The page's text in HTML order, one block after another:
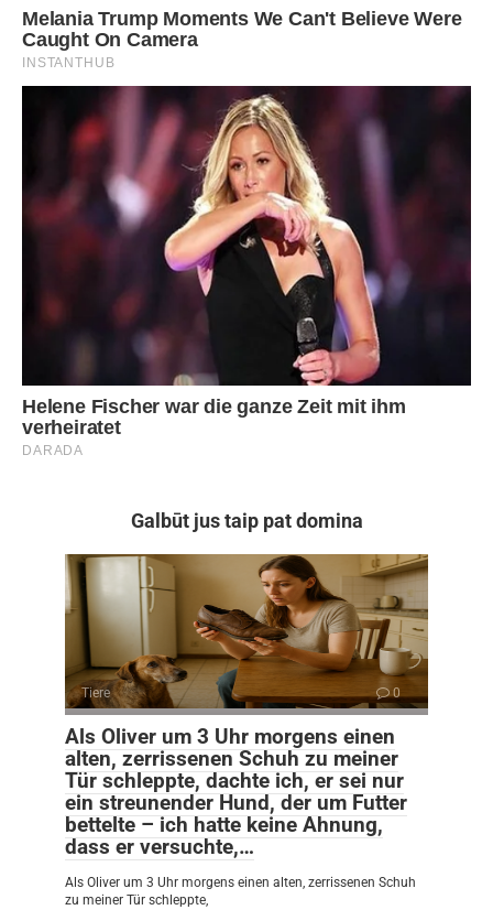
Galbūt jus taip pat domina
Tiere 0
Als Oliver um 3 Uhr morgens einen
alten, zerrissenen Schuh zu meiner
Tür schleppte, dachte ich, er sei nur
ein streunender Hund, der um Futter
bettelte – ich hatte keine Ahnung,
dass er versuchte,…
Als Oliver um 3 Uhr morgens einen alten, zerrissenen Schuh
zu meiner Tür schleppte,